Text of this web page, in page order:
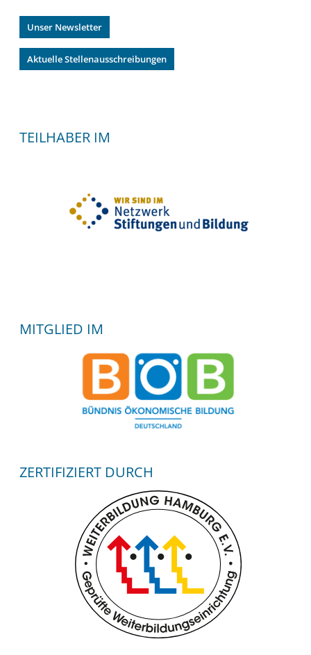
Unser Newsletter
Aktuelle Stellenausschreibungen
TEILHABER IM
MITGLIED IM
ZERTIFIZIERT DURCH